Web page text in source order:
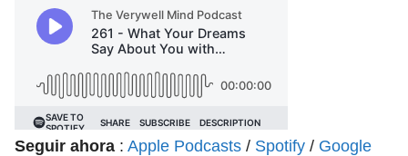
Seguir ahora : Apple Podcasts / Spotify / Google